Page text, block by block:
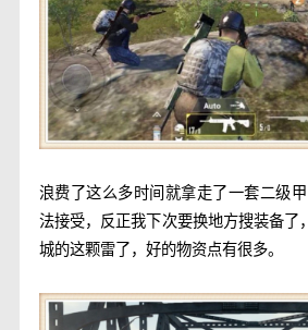
浪费了这么多时间就拿走了一套二级
法接受，反正我下次要换地方搜装备了
城的这颗雷了，好的物资点有很多。